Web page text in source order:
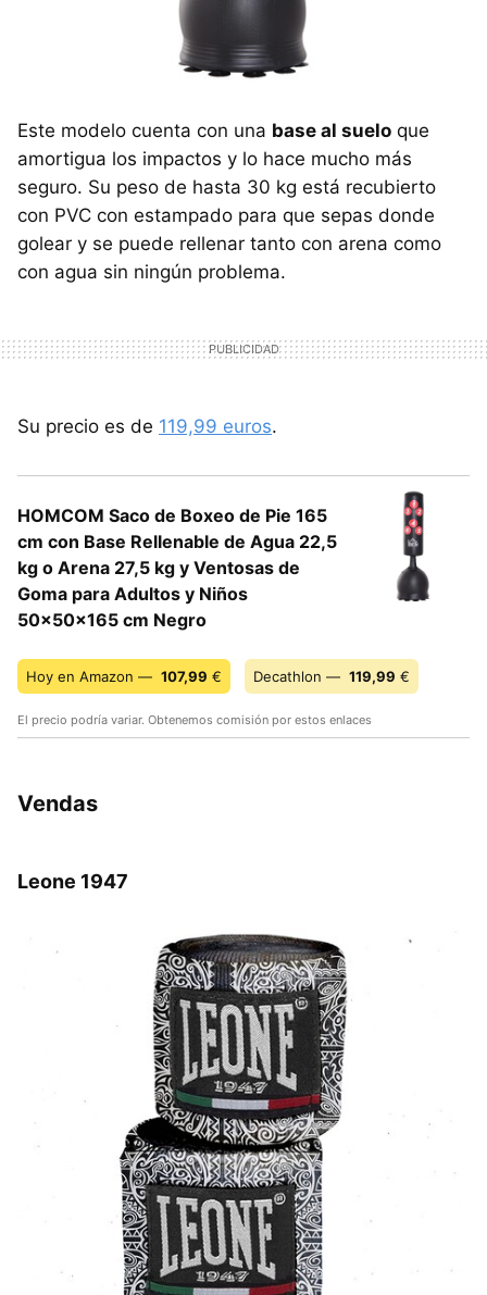
Este modelo cuenta con una base al suelo que
amortigua los impactos y lo hace mucho más
seguro. Su peso de hasta 30 kg está recubierto
con PVC con estampado para que sepas donde
golear y se puede rellenar tanto con arena como
con agua sin ningún problema.
Su precio es de 119,99 euros.
HOMCOM Saco de Boxeo de Pie 165
cm con Base Rellenable de Agua 22,5
kg o Arena 27,5 kg y Ventosas de
Goma para Adultos y Niños
50x50x165 cm Negro
Hoy en Amazon — 107,99 € Decathlon — 119,99 €
El precio podría variar. Obtenemos comisión por estos enlaces
Vendas
Leone 1947